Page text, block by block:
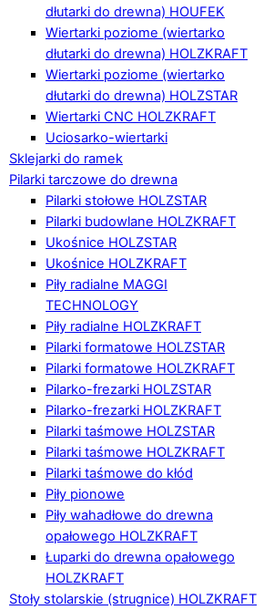
dłutarki do drewna) HOUFEK
Wiertarki poziome (wiertarko
dłutarki do drewna) HOLZKRAFT
Wiertarki poziome (wiertarko
dłutarki do drewna) HOLZSTAR
Wiertarki CNC HOLZKRAFT
Uciosarko-wiertarki
Sklejarki do ramek
Pilarki tarczowe do drewna
Pilarki stołowe HOLZSTAR
Pilarki budowlane HOLZKRAFT
Ukośnice HOLZSTAR
Ukośnice HOLZKRAFT
Piły radialne MAGGI
TECHNOLOGY
Piły radialne HOLZKRAFT
Pilarki formatowe HOLZSTAR
Pilarki formatowe HOLZKRAFT
Pilarko-frezarki HOLZSTAR
Pilarko-frezarki HOLZKRAFT
Pilarki taśmowe HOLZSTAR
Pilarki taśmowe HOLZKRAFT
Pilarki taśmowe do kłód
Piły pionowe
Piły wahadłowe do drewna
opałowego HOLZKRAFT
Łuparki do drewna opałowego
HOLZKRAFT
Stoły stolarskie (strugnice) HOLZKRAFT